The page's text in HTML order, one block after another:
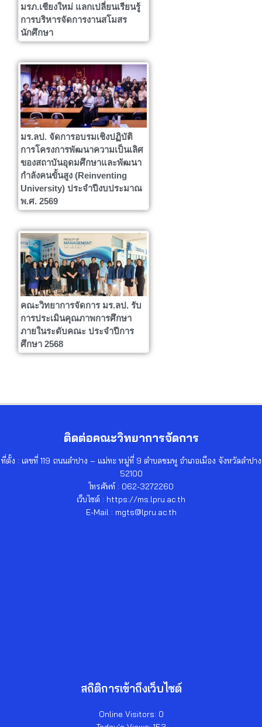
มรภ.เชียงใหม่ แลกเปลี่ยนเรียนรู้
การบริหารจัดการงานสโมสร
นักศึกษา
มร.ลป. จัดการอบรมเชิงปฏิบัติ
การโครงการพัฒนาความเป็นเลิศ
ของสถาบันอุดมศึกษาและพัฒนา
กำลังคนขั้นสูง (Reinventing
University) ประจำปีงบประมาณ
พ.ศ. 2569
คณะวิทยาการจัดการ มร.ลป. รับ
การประเมินคุณภาพการศึกษา
ภายในระดับคณะ ประจำปีการ
ศึกษา 2568
ติดต่อคณะวิทยาการจัดการ
ที่ตั้ง : เลขที่ 119 ถนนลำปาง – แม่ทะ หมู่ที่ 9 ตำบลชมพู อำเภอเมือง จังหวัดลำปาง
52100
โทรศัพท์ : 062-3272260
เว็บไซต์ : https://ms.lpru.ac.th
E-Mail : mgts@lpru.ac.th
สถิติการเข้าถึงเว็บไซต์
Online Visitors: 0